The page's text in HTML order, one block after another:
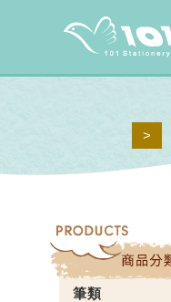
>
筆類